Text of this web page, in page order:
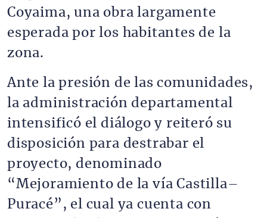
Coyaima, una obra largamente
esperada por los habitantes de la
zona.
Ante la presión de las comunidades,
la administración departamental
intensificó el diálogo y reiteró su
disposición para destrabar el
proyecto, denominado
“Mejoramiento de la vía Castilla–
Puracé”, el cual ya cuenta con